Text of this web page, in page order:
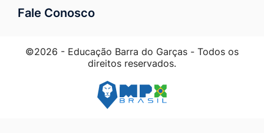
Fale Conosco
©2026 - Educação Barra do Garças - Todos os
direitos reservados.